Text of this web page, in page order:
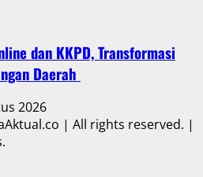
dan KKPD, Transformasi
Daerah
2026
| All rights reserved. |